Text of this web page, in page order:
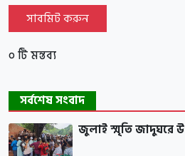
সাবমিট করুন
০ টি মন্তব্য
সর্বশেষ সংবাদ
জুলাই স্মৃতি জাদুঘরে